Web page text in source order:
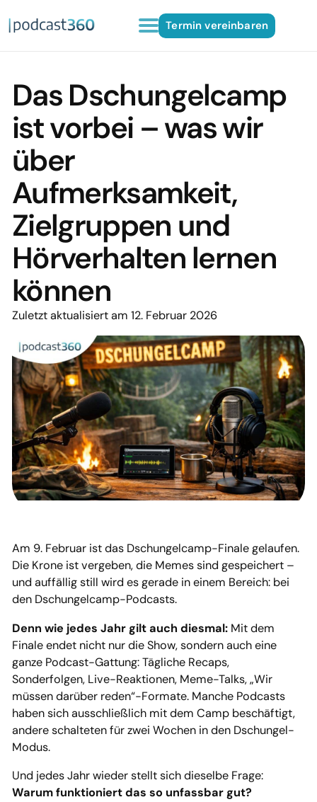
Termin vereinbaren
Das Dschungelcamp
ist vorbei – was wir
über
Aufmerksamkeit,
Zielgruppen und
Hörverhalten lernen
können
Zuletzt aktualisiert am 12. Februar 2026
Am 9. Februar ist das Dschungelcamp-Finale gelaufen.
Die Krone ist vergeben, die Memes sind gespeichert –
und auffällig still wird es gerade in einem Bereich: bei
den Dschungelcamp-Podcasts.
Denn wie jedes Jahr gilt auch diesmal: Mit dem
Finale endet nicht nur die Show, sondern auch eine
ganze Podcast-Gattung: Tägliche Recaps,
Sonderfolgen, Live-Reaktionen, Meme-Talks, „Wir
müssen darüber reden“-Formate. Manche Podcasts
haben sich ausschließlich mit dem Camp beschäftigt,
andere schalteten für zwei Wochen in den Dschungel-
Modus.
Und jedes Jahr wieder stellt sich dieselbe Frage:
Warum funktioniert das so unfassbar gut?